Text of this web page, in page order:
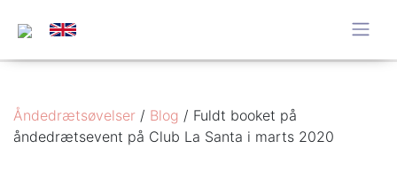
Åndedrætsøvelser / Blog / Fuldt booket på
åndedrætsevent på Club La Santa i marts 2020